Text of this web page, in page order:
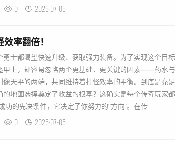
0 2026-07-06
率翻倍！
士都渴望快速升级、获取强力装备。为了实现这个目
甲上，却容易忽略两个更基础、更关键的因素——药水
天平的两端，共同维持着打怪效率的平衡。到底是充
地图选择奠定了收益的根基？这确实是每个传奇玩家
功的先决条件，它决定了你努力的“方向”。在传
0 2026-07-06